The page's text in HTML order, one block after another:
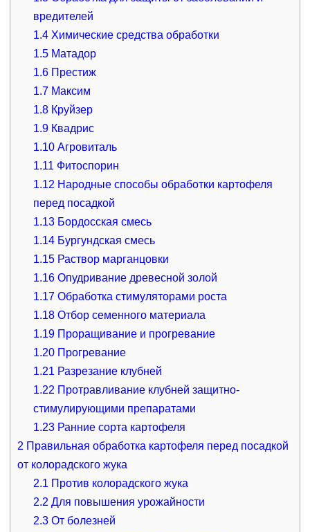
вредителей
1.4 Химические средства обработки
1.5 Матадор
1.6 Престиж
1.7 Максим
1.8 Круйзер
1.9 Квадрис
1.10 Агровиталь
1.11 Фитоспорин
1.12 Народные способы обработки картофеля
перед посадкой
1.13 Бордосская смесь
1.14 Бургундская смесь
1.15 Раствор марганцовки
1.16 Опудривание древесной золой
1.17 Обработка стимуляторами роста
1.18 Отбор семенного материала
1.19 Проращивание и прогревание
1.20 Прогревание
1.21 Разрезание клубней
1.22 Протравливание клубней защитно-
стимулирующими препаратами
1.23 Ранние сорта картофеля
2 Правильная обработка картофеля перед посадкой
от колорадского жука
2.1 Против колорадского жука
2.2 Для повышения урожайности
2.3 От болезней